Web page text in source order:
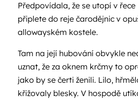
Předpovídala, že se utopí v
připlete do reje čarodějnic v
allowayském kostele.
Tam na její hubování obvykle
uznat, že za oknem krčmy to
jako by se čerti ženili. Lilo,
křižovaly blesky. V hospodě